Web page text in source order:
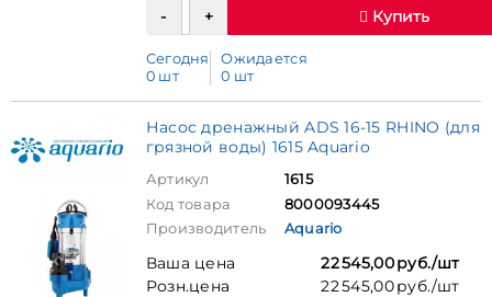
Купить
Сегодня
0 шт
Ожидается
0 шт
Насос дренажный ADS 16-15 RHINO (для
грязной воды) 1615 Aquario
Артикул
1615
Код товара
8000093445
Производитель
Aquario
Ваша цена
22 545,00 руб./шт
Розн.цена
22 545,00 руб./шт